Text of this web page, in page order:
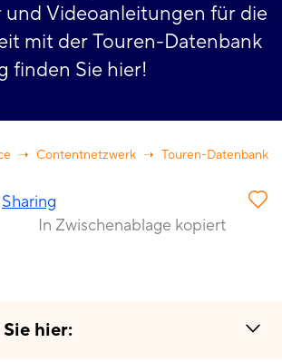
und Videoanleitungen für die
mit der Touren-Datenbank
finden Sie hier!
Contentnetzwerk Touren-Datenbank
Sharing
In Zwischenablage kopiert
hier: